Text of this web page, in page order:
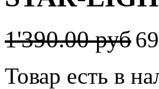
1'390.00 руб
Товар есть в